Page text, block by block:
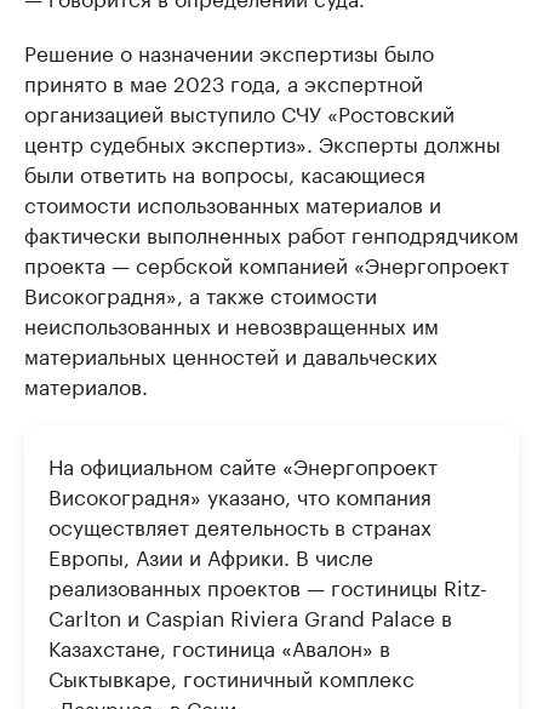
Решение о назначении экспертизы было
принято в мае 2023 года, а экспертной
организацией выступило СЧУ «Ростовский
центр судебных экспертиз». Эксперты должны
были ответить на вопросы, касающиеся
стоимости использованных материалов и
фактически выполненных работ генподрядчиком
проекта — сербской компанией «Энергопроект
Високоградня», а также стоимости
неиспользованных и невозвращенных им
материальных ценностей и давальческих
материалов.
На официальном сайте «Энергопроект
Високоградня» указано, что компания
осуществляет деятельность в странах
Европы, Азии и Африки. В числе
реализованных проектов — гостиницы Ritz-
Carlton и Caspian Riviera Grand Palace в
Казахстане, гостиница «Авалон» в
Сыктывкаре, гостиничный комплекс